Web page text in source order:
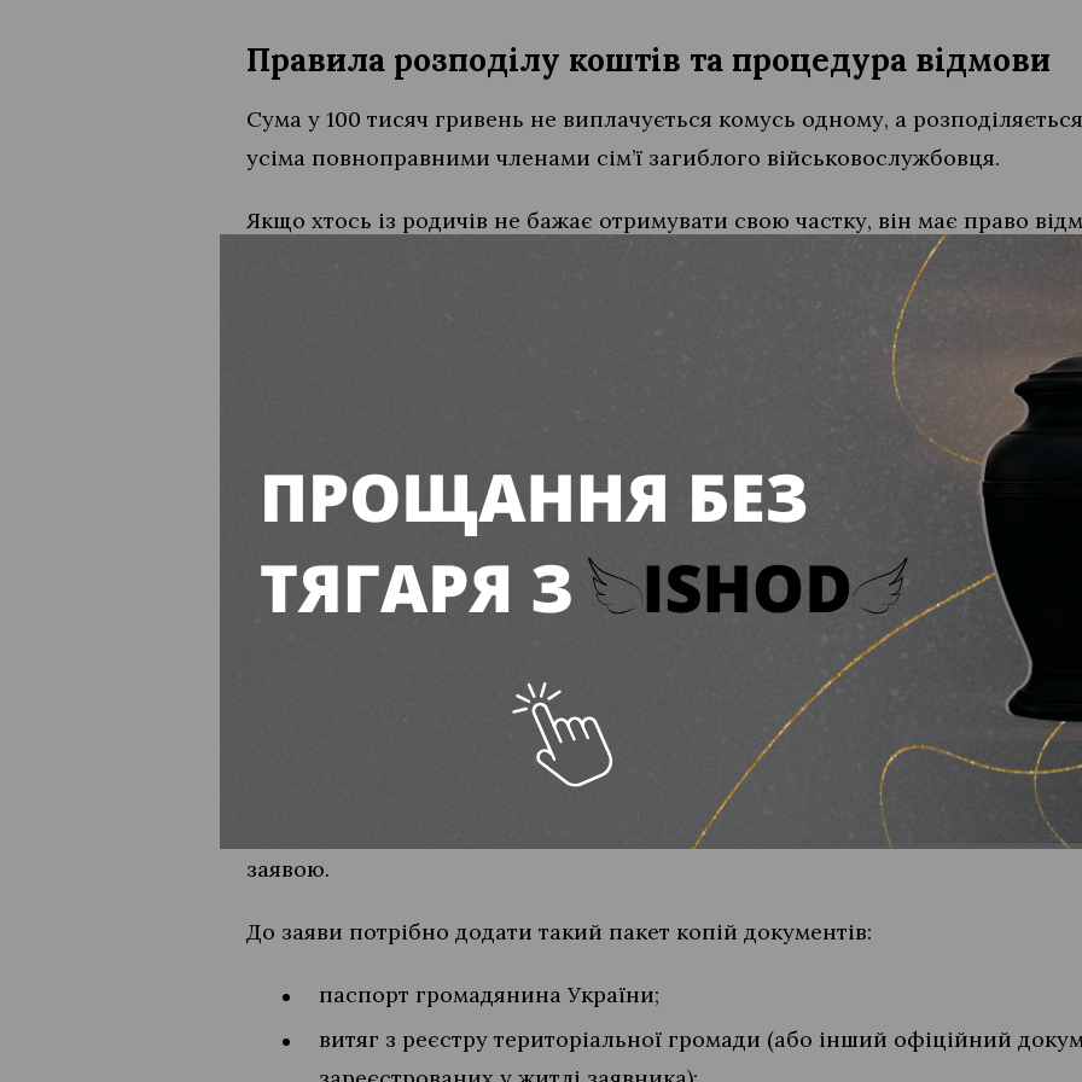
Правила розподілу коштів та процедура відмови
Сума у 100 тисяч гривень не виплачується комусь одному, а
усіма повноправними членами сім’ї загиблого військовослужбовця.
Якщо хтось із родичів не бажає отримувати свою частку, він має право
користь іншого члена родини. Для цього необхідно власноруч написати
обов’язковим зазначенням особи, якій передаються кошти) та особисто
Варто звернути особливу увагу на законодавчі обмеження: суворо
допомоги від імені малолітніх чи неповнолітніх дітей загиблого, а також
або осіб з обмеженою дієздатністю. Їхня частка залишається
Крім того, положення регулює ситуації з родичами, які звернулися за
кошти вже були розподілені та виплачені, а після цього з’явилися інші
них законне право, питання перерозподілу суми вирішується виключно
Перелік необхідних документів
Для призначення матеріальної допомоги заявнику необхідно звернутися
захисту населення Департаменту соціально-гуманітарної політики (УСЗН
заявою.
До заяви потрібно додати такий пакет копій документів:
паспорт громадянина України;
витяг з реєстру територіальної громади (або інший офіційний